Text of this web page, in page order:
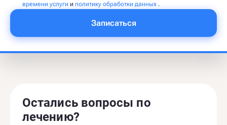
времени услуги и политику обработки данных .
Записаться
Остались вопросы по
лечению?